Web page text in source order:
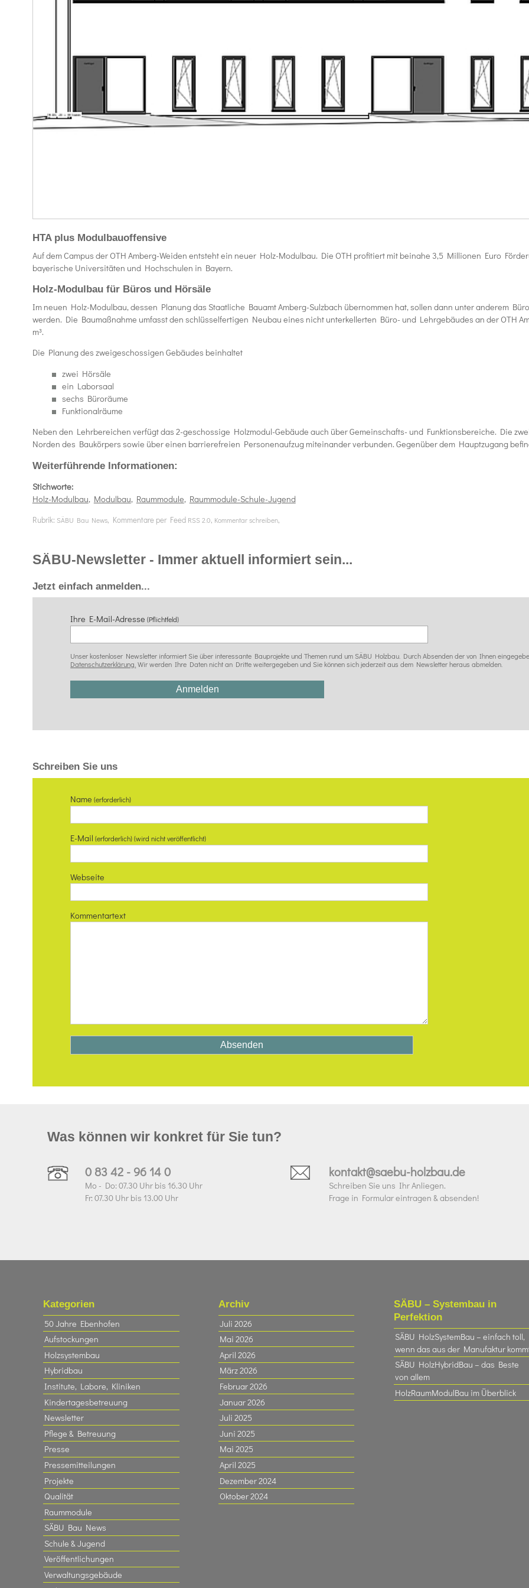
HTA plus Modulbauoffensive
Auf dem Campus der OTH Amberg-Weiden entsteht ein neuer Holz-Modulbau. Die OTH profitiert mit beinahe 3,5 Millionen Euro
bayerische Universitäten und Hochschulen in Bayern.
Holz-Modulbau für Büros und Hörsäle
Im neuen Holz-Modulbau, dessen Planung das Staatliche Bauamt Amberg-Sulzbach übernommen hat, sollen dann unter anderem
werden. Die Baumaßnahme umfasst den schlüsselfertigen Neubau eines nicht unterkellerten Büro- und Lehrgebäudes an der OTH
m³.
Die Planung des zweigeschossigen Gebäudes beinhaltet
zwei Hörsäle
ein Laborsaal
sechs Büroräume
Funktionalräume
Neben den Lehrbereichen verfügt das 2-geschossige Holzmodul-Gebäude auch über Gemeinschafts- und Funktionsbereiche. Die
Norden des Baukörpers sowie über einen barrierefreien Personenaufzug miteinander verbunden. Gegenüber dem Hauptzugang
Weiterführende Informationen:
Stichworte:
Holz-Modulbau, Modulbau, Raummodule, Raummodule-Schule-Jugend
Rubrik: SÄBU Bau News, Kommentare per Feed RSS 2.0, Kommentar schreiben,
SÄBU-Newsletter - Immer aktuell informiert sein...
Jetzt einfach anmelden...
Ihre E-Mail-Adresse(Pflichtfeld)
Unser kostenloser Newsletter informiert Sie über interessante Bauprojekte und Themen rund um SÄBU Holzbau. Durch Absenden der von Ihnen
Datenschutzerklärung. Wir werden Ihre Daten nicht an Dritte weitergegeben und Sie können sich jederzeit aus dem Newsletter heraus abmelden.
Schreiben Sie uns
Name(erforderlich)
E-Mail(erforderlich) (wird nicht veröffentlicht)
Webseite
Kommentartext
Was können wir konkret für Sie tun?
0 83 42 - 96 14 0
Mo - Do: 07.30 Uhr bis 16.30 Uhr
Fr: 07.30 Uhr bis 13.00 Uhr
kontakt@saebu-holzbau.de
Schreiben Sie uns Ihr Anliegen.
Frage in Formular eintragen & absenden!
Kategorien
50 Jahre Ebenhofen
Aufstockungen
Holzsystembau
Hybridbau
Institute, Labore, Kliniken
Kindertagesbetreuung
Newsletter
Pflege & Betreuung
Presse
Pressemitteilungen
Projekte
Qualität
Raummodule
SÄBU Bau News
Schule & Jugend
Veröffentlichungen
Verwaltungsgebäude
Archiv
Juli 2026
Mai 2026
April 2026
März 2026
Februar 2026
Januar 2026
Juli 2025
Juni 2025
Mai 2025
April 2025
Dezember 2024
Oktober 2024
SÄBU – Systembau in
Perfektion
SÄBU HolzSystemBau – einfach toll,
wenn das aus der Manufaktur kommt
SÄBU HolzHybridBau – das Beste
von allem
HolzRaumModulBau im Überblick